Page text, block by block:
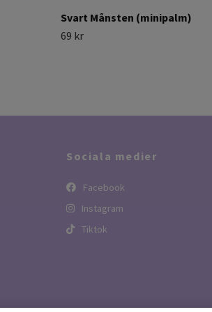
Svart Månsten (minipalm)
69 kr
Sociala medier
Facebook
Instagram
Tiktok